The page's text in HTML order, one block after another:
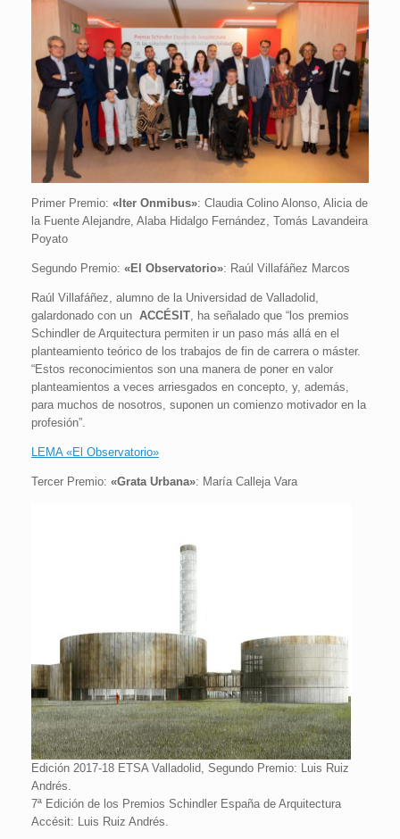
Primer Premio: «Iter Onmibus»: Claudia Colino Alonso, Alicia de
la Fuente Alejandre, Alaba Hidalgo Fernández, Tomás Lavandeira
Poyato
Segundo Premio: «El Observatorio»: Raúl Villafáñez Marcos
Raúl Villafáñez, alumno de la Universidad de Valladolid,
galardonado con un ACCÉSIT, ha señalado que “los premios
Schindler de Arquitectura permiten ir un paso más allá en el
planteamiento teórico de los trabajos de fin de carrera o máster.
“Estos reconocimientos son una manera de poner en valor
planteamientos a veces arriesgados en concepto, y, además,
para muchos de nosotros, suponen un comienzo motivador en la
profesión”.
LEMA «El Observatorio»
Tercer Premio: «Grata Urbana»: María Calleja Vara
Edición 2017-18 ETSA Valladolid, Segundo Premio: Luis Ruiz
Andrés.
7ª Edición de los Premios Schindler España de Arquitectura
Accésit: Luis Ruiz Andrés.